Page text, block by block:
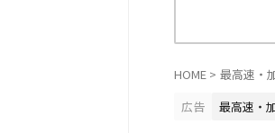
HOME > 最高速・
広告
最高速・